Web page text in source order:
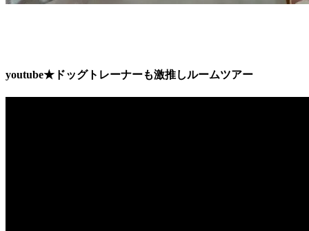
youtube★ドッグトレーナーも激推しルームツアー